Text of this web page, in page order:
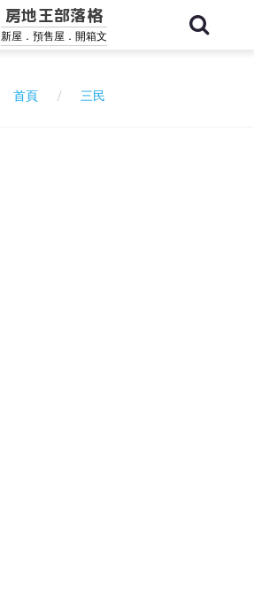
房地王部落格
新屋．預售屋．開箱文
首頁 三民